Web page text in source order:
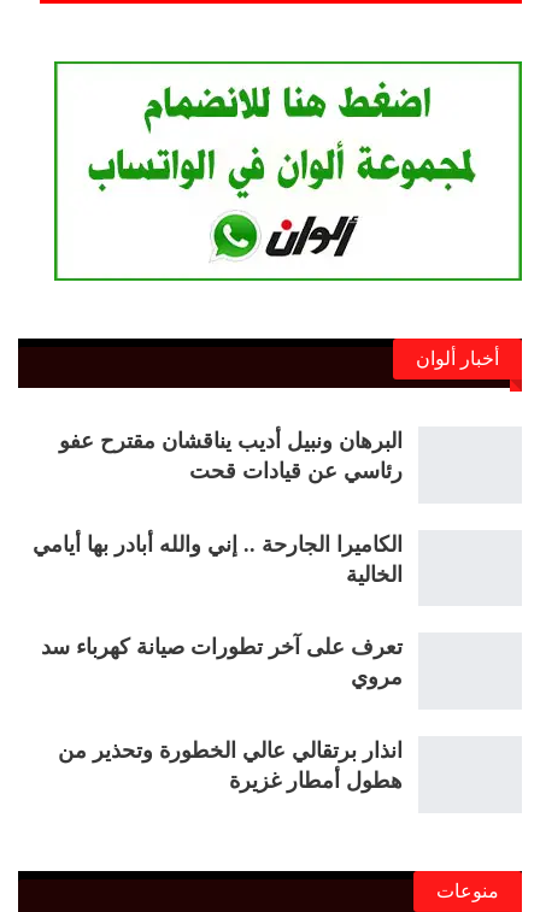
أخبار ألوان
البرهان ونبيل أديب يناقشان مقترح عفو
رئاسي عن قيادات قحت
الكاميرا الجارحة .. إني والله أبادر بها أيامي
الخالية
تعرف على آخر تطورات صيانة كهرباء سد
مروي
انذار برتقالي عالي الخطورة وتحذير من
هطول أمطار غزيرة
منوعات